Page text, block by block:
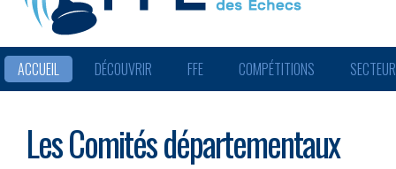
ACCUEIL DÉCOUVRIR FFE COMPÉTITIONS
Les Comités départementaux